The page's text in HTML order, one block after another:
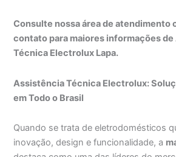
Consulte nossa área de atendimento
contato para maiores informações
Técnica Electrolux Lapa.
Assistência Técnica Electrolux:
em Todo o Brasil
Quando se trata de eletrodomésticos
inovação, design e funcionalidade, a